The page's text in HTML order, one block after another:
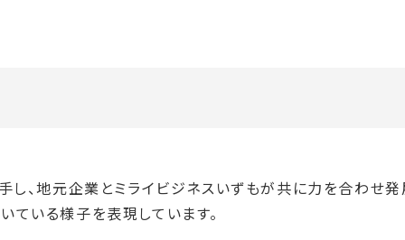
し、地元企業とミライビジネスいずもが共に力を合わせ
ている様子を表現しています。